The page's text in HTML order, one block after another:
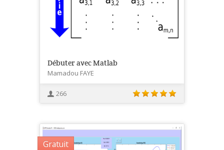
Débuter avec Matlab
Mamadou FAYE
266
Gratuit